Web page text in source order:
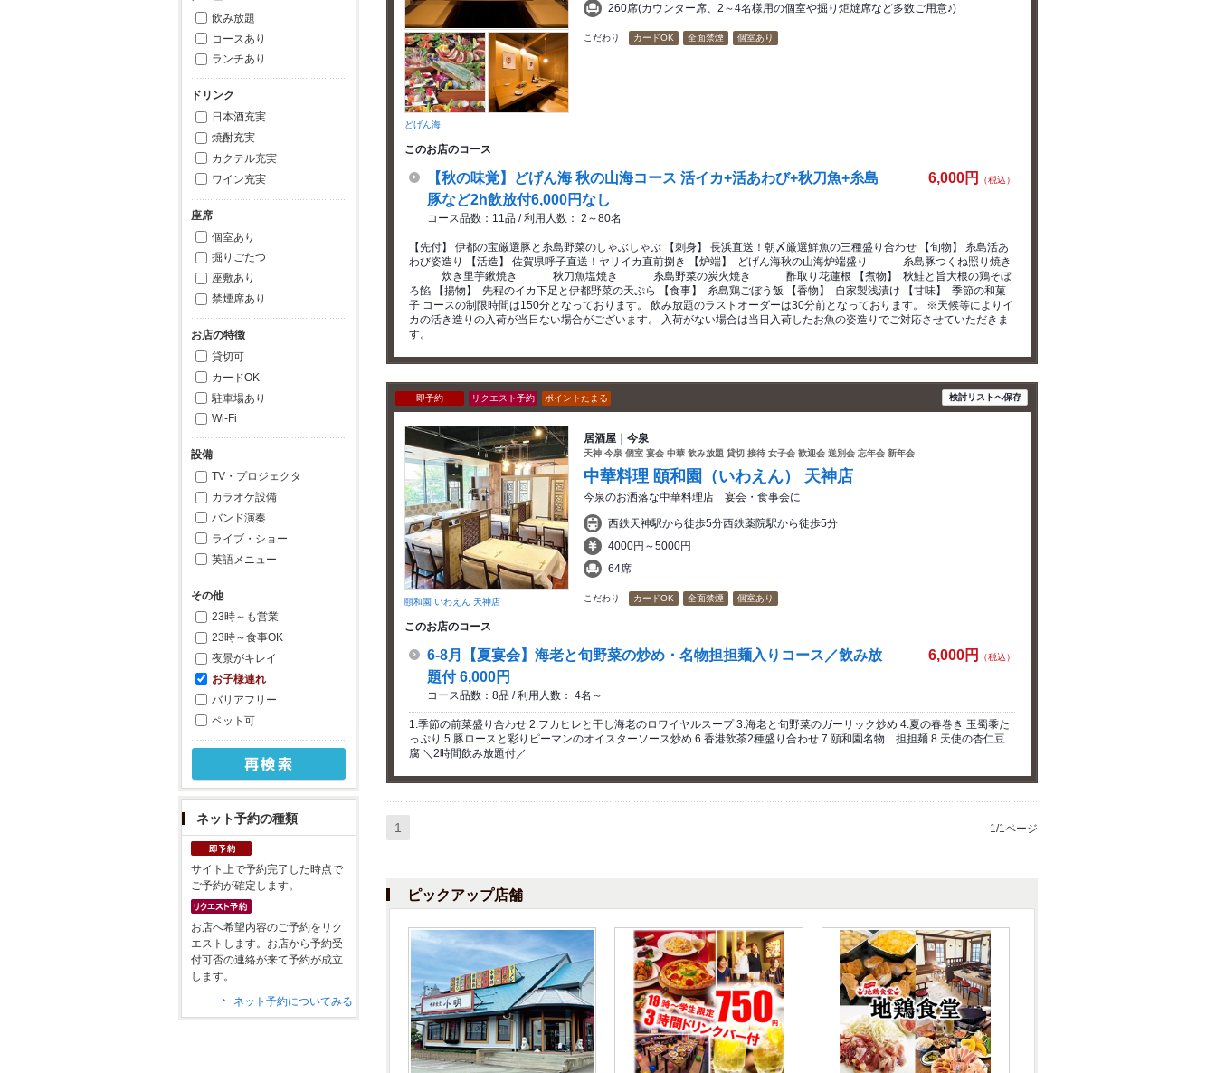
飲み放題
コースあり
ランチあり
ドリンク
日本酒充実
焼酎充実
カクテル充実
ワイン充実
座席
個室あり
掘りごたつ
座敷あり
禁煙席あり
お店の特徴
貸切可
カードOK
駐車場あり
Wi-Fi
設備
TV・プロジェクタ
カラオケ設備
バンド演奏
ライブ・ショー
英語メニュー
その他
23時～も営業
23時～食事OK
夜景がキレイ
お子様連れ
バリアフリー
ペット可
ネット予約の種類
サイト上で予約完了した時点で
ご予約が確定します。
お店へ希望内容のご予約をリク
エストします。お店から予約受
付可否の連絡が来て予約が成立
します。
ネット予約についてみる
どげん海
260席(カウンター席、2～4名様用の個室や掘り炬燵席など多数ご用意♪)
こだわり カードOK 全面禁煙 個室あり
このお店のコース
6,000円 （税込）
【秋の味覚】どげん海 秋の山海コース 活イカ+活あわび+秋刀魚+糸島
豚など2h飲放付6,000円なし
コース品数：11品 / 利用人数： 2～80名
【先付】 伊都の宝厳選豚と糸島野菜のしゃぶしゃぶ 【刺身】 長浜直送！朝〆厳選鮮魚の三種盛り合わせ 【旬物】 糸島活あ
わび姿造り 【活造】 佐賀県呼子直送！ヤリイカ直前捌き 【炉端】 どげん海秋の山海炉端盛り 糸島豚つくね照り焼き
炊き里芋鍬焼き 秋刀魚塩焼き 糸島野菜の炭火焼き 酢取り花蓮根 【煮物】 秋鮭と旨大根の鶏そぼ
ろ餡 【揚物】 先程のイカ下足と伊都野菜の天ぷら 【食事】 糸島鶏ごぼう飯 【香物】 自家製浅漬け 【甘味】 季節の和菓
子 コースの制限時間は150分となっております。 飲み放題のラストオーダーは30分前となっております。 ※天候等によりイ
カの活き造りの入荷が当日ない場合がございます。 入荷がない場合は当日入荷したお魚の姿造りでご対応させていただきま
す。
即予約 リクエスト予約 ポイントたまる 検討リストへ保存
頤和園 いわえん 天神店
居酒屋｜今泉
天神 今泉 個室 宴会 中華 飲み放題 貸切 接待 女子会 歓迎会 送別会 忘年会 新年会
中華料理 頤和園（いわえん） 天神店
今泉のお洒落な中華料理店 宴会・食事会に
西鉄天神駅から徒歩5分西鉄薬院駅から徒歩5分
4000円～5000円
64席
こだわり カードOK 全面禁煙 個室あり
このお店のコース
6,000円 （税込）
6-8月【夏宴会】海老と旬野菜の炒め・名物担担麺入りコース／飲み放
題付 6,000円
コース品数：8品 / 利用人数： 4名～
1.季節の前菜盛り合わせ 2.フカヒレと干し海老のロワイヤルスープ 3.海老と旬野菜のガーリック炒め 4.夏の春巻き 玉蜀黍た
っぷり 5.豚ロースと彩りピーマンのオイスターソース炒め 6.香港飲茶2種盛り合わせ 7.頤和園名物 担担麺 8.天使の杏仁豆
腐 ＼2時間飲み放題付／
1 1/1ページ
ピックアップ店舗